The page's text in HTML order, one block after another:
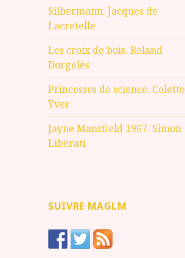
Silbermann. Jacques de
Lacretelle
Les croix de bois. Roland
Dorgelès
Princesses de science. Colette
Yver
Jayne Mansfield 1967. Simon
Liberati
SUIVRE MAGLM